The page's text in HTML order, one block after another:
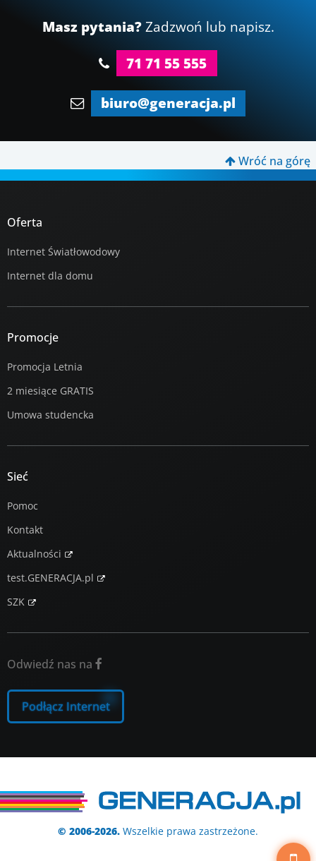
Masz pytania?Zadzwoń lub napisz.
71 71 55 555
biuro@generacja.pl
 Wróć na górę
Oferta
Internet Światłowodowy
Internet dla domu
Promocje
Promocja Letnia
2 miesiące GRATIS
Umowa studencka
Sieć
Pomoc
Kontakt
Aktualności
test.GENERACJA.pl
SZK
Odwiedź nas na 
Podłącz Internet
© 2006-2026. Wszelkie prawa zastrzeżone.